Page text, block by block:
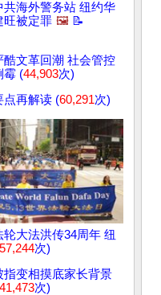
共海外警务站 纽约华
旺被定罪 🖼️ 📝
酷文革回潮 社会管控
霉 (44,903次)
点再解读 (60,291次)
大法洪传34周年 纽
57,244次)
指变相摸底家长背景
41,473次)